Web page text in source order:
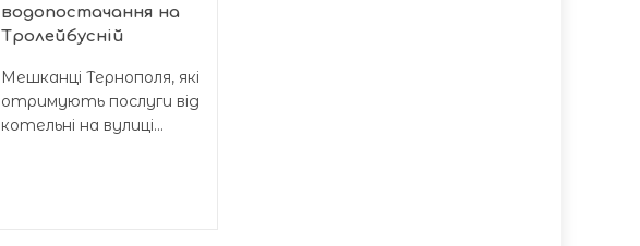
водопостачання на
Тролейбусній
Мешканці Тернополя, які
отримують послуги від
котельні на вулиці...